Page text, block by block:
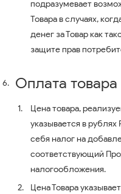
подразумевает
Товара в случаях,
денег за Товар как
защите прав
Оплата товара
Цена товара,
указывается в
себя налог на
соответствующий
налогообложения.
Цена Товара